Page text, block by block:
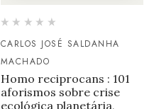
CARLOS JOSÉ SALDANHA
MACHADO
Homo reciprocans : 101
aforismos sobre crise
ecológica planetária,